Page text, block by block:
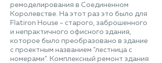
ремоделирования в Соединенном
Королевстве. На этот раз это было для
Flatiron House - старого, заброшенного
и непрактичного офисного здания,
которое было преобразовано в здание
с проектным названием "лестница с
номерами". Комплексный ремонт здания